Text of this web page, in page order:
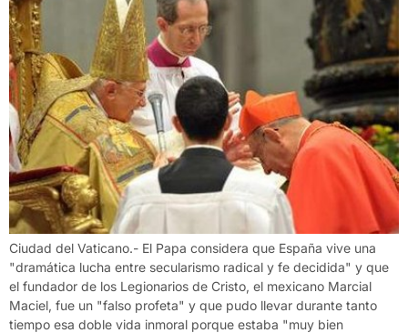
Ciudad del Vaticano.- El Papa considera que España vive una
"dramática lucha entre secularismo radical y fe decidida" y que
el fundador de los Legionarios de Cristo, el mexicano Marcial
Maciel, fue un "falso profeta" y que pudo llevar durante tanto
tiempo esa doble vida inmoral porque estaba "muy bien